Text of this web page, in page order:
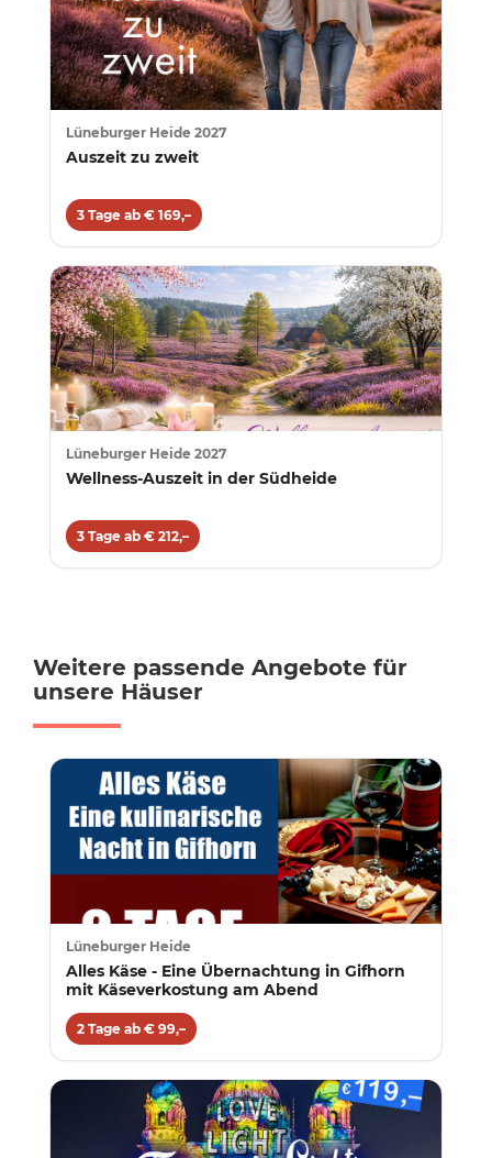
Lüneburger Heide 2027
Auszeit zu zweit
3 Tage ab € 169,–
Lüneburger Heide 2027
Wellness-Auszeit in der Südheide
3 Tage ab € 212,–
Weitere passende Angebote für
unsere Häuser
Lüneburger Heide
Alles Käse - Eine Übernachtung in Gifhorn
mit Käseverkostung am Abend
2 Tage ab € 99,–